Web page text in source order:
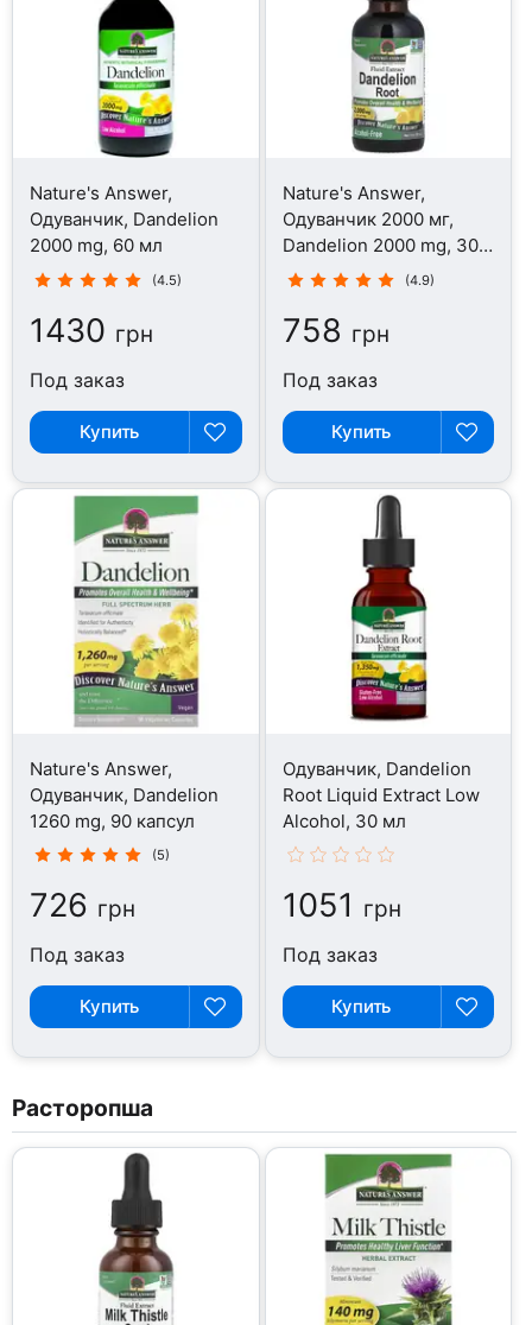
Nature's Answer,
Одуванчик, Dandelion
2000 mg, 60 мл
(4.5)
1430 грн
Под заказ
Купить
Nature's Answer,
Одуванчик 2000 мг,
Dandelion 2000 mg, 30
мл
(4.9)
758 грн
Под заказ
Купить
Nature's Answer,
Одуванчик, Dandelion
1260 mg, 90 капсул
(5)
726 грн
Под заказ
Купить
Одуванчик, Dandelion
Root Liquid Extract Low
Alcohol, 30 мл
1051 грн
Под заказ
Купить
Расторопша